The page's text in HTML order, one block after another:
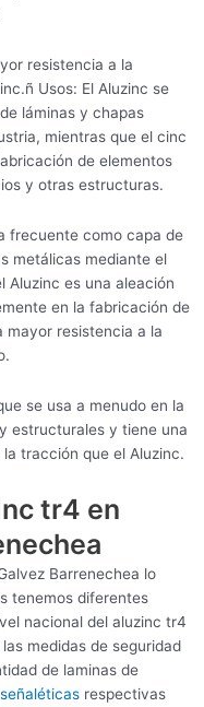
resistencia a la
Usos: El Aluzinc se
láminas y chapas
mientras que el cinc
de elementos
y otras estructuras.
frecuente como capa de
metálicas mediante el
Aluzinc es una aleación
en la fabricación de
mayor resistencia a la
se usa a menudo en la
estructurales y tiene una
tracción que el Aluzinc.
tr4 en
Barrenechea lo
tenemos diferentes
nacional del aluzinc tr4
medidas de seguridad
de laminas de
señaléticas respectivas